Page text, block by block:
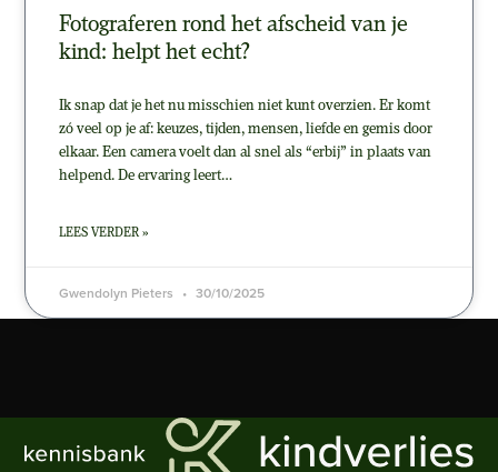
Fotograferen rond het afscheid van je
kind: helpt het echt?
Ik snap dat je het nu misschien niet kunt overzien. Er komt
zó veel op je af: keuzes, tijden, mensen, liefde en gemis door
elkaar. Een camera voelt dan al snel als “erbij” in plaats van
helpend. De ervaring leert…
LEES VERDER »
Gwendolyn Pieters 30/10/2025